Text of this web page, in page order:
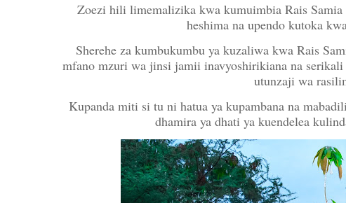
Zoezi hili limemalizika kwa kumuimbia Rais
heshima na upendo kutoka
Sherehe za kumbukumbu ya kuzaliwa kwa Rais
mfano mzuri wa jinsi jamii inavyoshirikiana na
utunzaji wa
Kupanda miti si tu ni hatua ya kupambana na
dhamira ya dhati ya kuendelea